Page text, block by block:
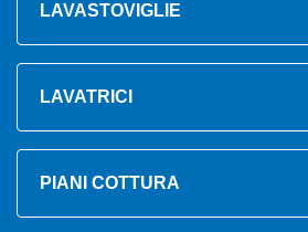
LAVASTOVIGLIE
LAVATRICI
PIANI COTTURA